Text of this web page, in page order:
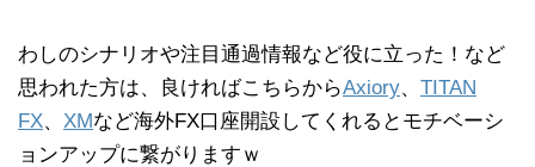
わしのシナリオや注目通過情報など役に立った！など
思われた方は、良ければこちらからAxiory、 TITAN
FX、 XMなど海外FX口座開設してくれるとモチベーシ
ョンアップに繋がりますｗ